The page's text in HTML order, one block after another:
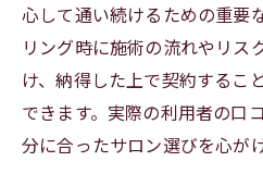
心して通い続けるための重要
リング時に施術の流れやリス
け、納得した上で契約するこ
できます。実際の利用者の口
分に合ったサロン選びを心が